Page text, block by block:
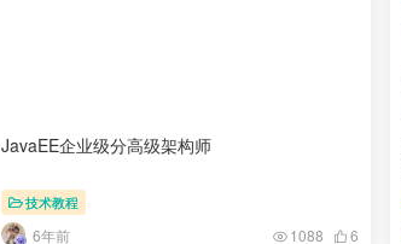
JavaEE企业级分高级架构师
技术教程
6年前 1088 6